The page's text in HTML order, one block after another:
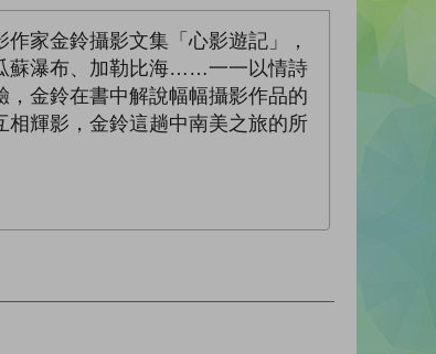
家金鈴攝影文集「心影遊記」，
蘇瀑布、加勒比海……一一以情詩
金鈴在書中解說幅幅攝影作品的
輝影，金鈴這趟中南美之旅的所